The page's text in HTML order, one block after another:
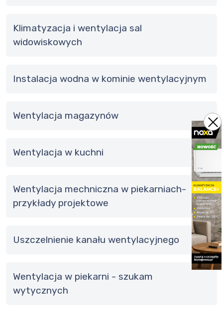
Klimatyzacja i wentylacja sal
widowiskowych
Instalacja wodna w kominie wentylacyjnym
Wentylacja magazynów
wentylacja w kuchni
Wentylacja mechniczna w piekarniach-
przykłady projektowe
Uszczelnienie kanału wentylacyjnego
wentylacja w piekarni - szukam
wytycznych